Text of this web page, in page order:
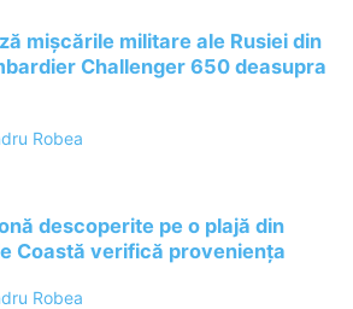
mișcările militare ale Rusiei din
Challenger 650 deasupra
Robea
descoperite pe o plajă din
Coastă verifică proveniența
Robea